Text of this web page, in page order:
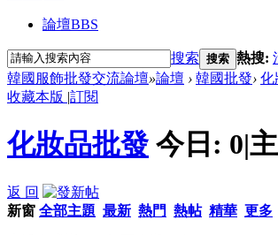
論壇BBS
搜索 搜索 熱搜:
韓國服飾批發交流論壇»論壇 › 韓國批發› 化
收藏本版 |訂閱
化妝品批發 今日: 0|
返 回
新窗 全部主題 最新 熱門 熱帖 精華 更多